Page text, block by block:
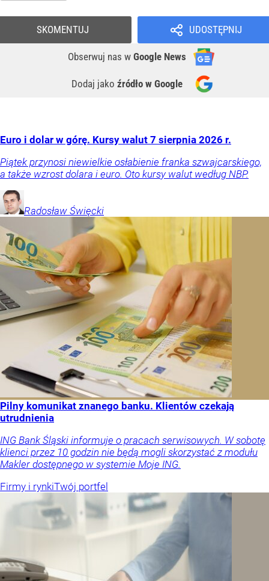
UDOSTĘPNIJ
Obserwuj nas w Google News
Dodaj jako źródło w Google
SKOMENTUJ
Euro i dolar w górę. Kursy walut 7 sierpnia 2026 r.
Piątek przynosi niewielkie osłabienie franka szwajcarskiego,
a także wzrost dolara i euro. Oto kursy walut według NBP.
Radosław Święcki
Pilny komunikat znanego banku. Klientów czekają
utrudnienia
ING Bank Śląski informuje o pracach serwisowych. W sobotę
klienci przez 10 godzin nie będą mogli skorzystać z modułu
Makler dostępnego w systemie Moje ING.
Firmy i rynkiTwój portfel